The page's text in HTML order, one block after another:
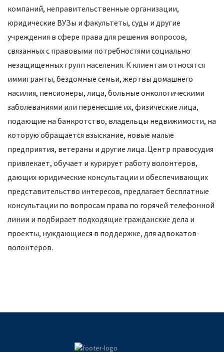
компаний, неправительственные организации,
юридические ВУЗы и факультеты, суды и другие
учреждения в сфере права для решения вопросов,
связанных с правовыми потребностями социально
незащищенных групп населения. К клиентам относятся
иммигранты, бездомные семьи, жертвы домашнего
насилия, пенсионеры, лица, больные онкологическими
заболеваниями или перенесшие их, физические лица,
подающие на банкротство, владельцы недвижимости, на
которую обращается взыскание, новые малые
предприятия, ветераны и другие лица. Центр правосудия
привлекает, обучает и курирует работу волонтеров,
дающих юридические консультации и обеспечивающих
представительство интересов, предлагает бесплатные
консультации по вопросам права по горячей телефонной
линии и подбирает подходящие гражданские дела и
проекты, нуждающиеся в поддержке, для адвокатов-
волонтеров.